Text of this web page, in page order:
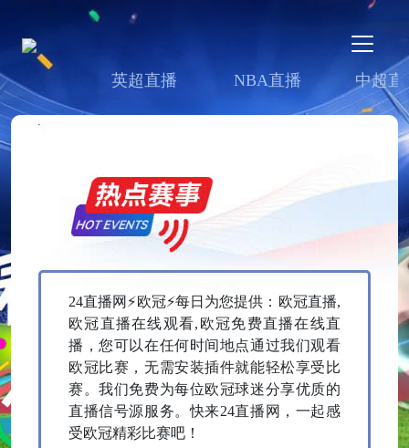
英超直播 NBA直播 中超直
24直播网⚡欧冠⚡每日为您提供：欧冠直播,
欧冠直播在线观看,欧冠免费直播在线直
播，您可以在任何时间地点通过我们观看
欧冠比赛，无需安装插件就能轻松享受比
赛。我们免费为每位欧冠球迷分享优质的
直播信号源服务。快来24直播网，一起感
受欧冠精彩比赛吧！